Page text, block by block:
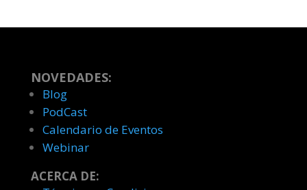
NOVEDADES:
Blog
PodCast
Calendario de Eventos
Webinar
ACERCA DE: